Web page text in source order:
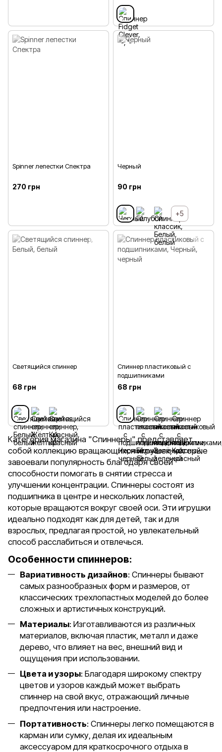
Spinner лепестки Спектра
270 грн
Черный
90 грн
+5
Светящийся спиннер
68 грн
Спиннер пластиковый с
подшипниками
68 грн
Категория магазина "Спиннеры" представляет
собой коллекцию вращающихся игрушек, которые
завоевали популярность благодаря своей
способности помогать в снятии стресса и
улучшении концентрации. Спиннеры состоят из
подшипника в центре и нескольких лопастей,
которые вращаются вокруг своей оси. Эти игрушки
идеально подходят как для детей, так и для
взрослых, предлагая простой, но увлекательный
способ расслабиться и отвлечься.
Особенности спиннеров:
Вариативность дизайнов: Спиннеры бывают
самых разнообразных форм и размеров, от
классических трехлопастных моделей до более
сложных и артистичных конструкций.
Материалы: Изготавливаются из различных
материалов, включая пластик, металл и даже
дерево, что влияет на вес, внешний вид и
ощущения при использовании.
Цвета и узоры: Благодаря широкому спектру
цветов и узоров каждый может выбрать
спиннер на свой вкус, отражающий личные
предпочтения или настроение.
Портативность: Спиннеры легко помещаются в
карман или сумку, делая их идеальным
аксессуаром для краткосрочного отдыха в